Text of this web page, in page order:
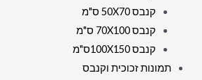
קנבס 50X70 ס"מ
קנבס 70X100 ס"מ
קנבס 100X150ס"מ
תמונות זכוכית וקנבס